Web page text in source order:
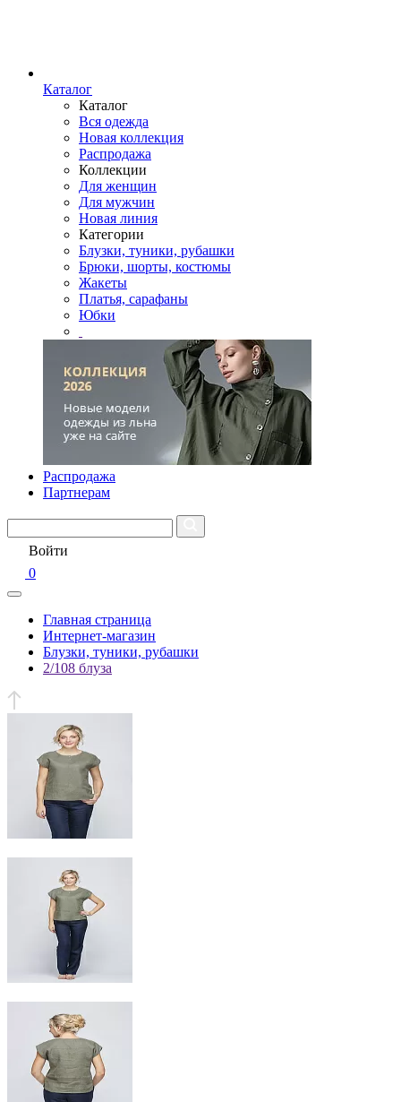
Каталог
Каталог
Вся одежда
Новая коллекция
Распродажа
Коллекции
Для женщин
Для мужчин
Новая линия
Категории
Блузки, туники, рубашки
Брюки, шорты, костюмы
Жакеты
Платья, сарафаны
Юбки
Распродажа
Партнерам
Войти
0
Главная страница
Интернет-магазин
Блузки, туники, рубашки
2/108 блуза